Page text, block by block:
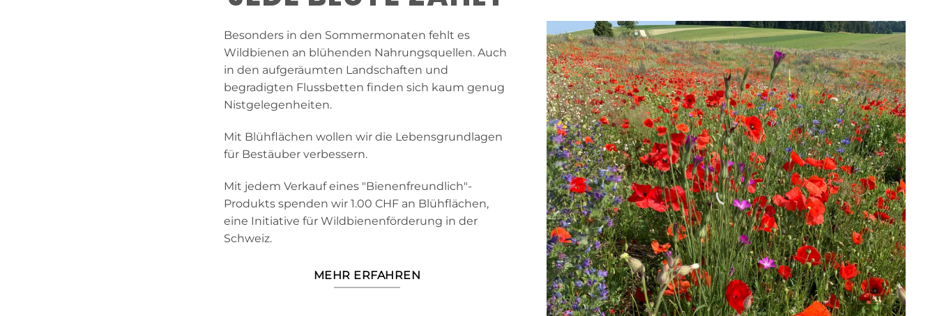
Besonders in den Sommermonaten fehlt es
Wildbienen an blühenden Nahrungsquellen. Auch
in den aufgeräumten Landschaften und
begradigten Flussbetten finden sich kaum genug
Nistgelegenheiten.
Mit Blühflächen wollen wir die Lebensgrundlagen
für Bestäuber verbessern.
Mit jedem Verkauf eines "Bienenfreundlich"-
Produkts spenden wir 1.00 CHF an Blühflächen,
eine Initiative für Wildbienenförderung in der
Schweiz.
MEHR ERFAHREN